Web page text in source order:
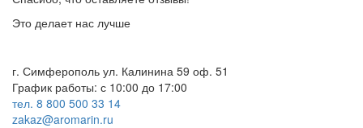
Это делает нас лучше
г. Симферополь ул. Калинина 59 оф. 51
График работы: с 10:00 до 17:00
тел. 8 800 500 33 14
zakaz@aromarin.ru